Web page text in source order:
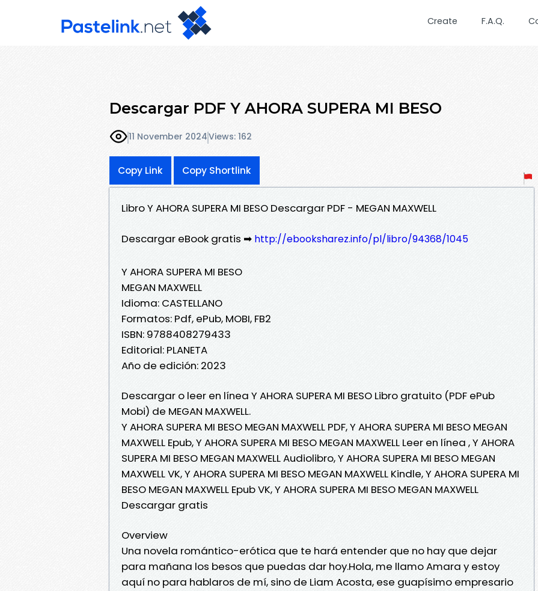
Create F.A.Q.
Descargar PDF Y AHORA SUPERA MI BESO
11 November 2024Views: 162
Copy Link Copy Shortlink
Libro Y AHORA SUPERA MI BESO Descargar PDF - MEGAN MAXWELL
Descargar eBook gratis ➡ http://ebooksharez.info/pl/libro/94368/1045
Y AHORA SUPERA MI BESO
MEGAN MAXWELL
Idioma: CASTELLANO
Formatos: Pdf, ePub, MOBI, FB2
ISBN: 9788408279433
Editorial: PLANETA
Año de edición: 2023
Descargar o leer en línea Y AHORA SUPERA MI BESO Libro gratuito (PDF ePub
Mobi) de MEGAN MAXWELL.
Y AHORA SUPERA MI BESO MEGAN MAXWELL PDF, Y AHORA SUPERA MI BESO MEGAN
MAXWELL Epub, Y AHORA SUPERA MI BESO MEGAN MAXWELL Leer en línea , Y AHORA
SUPERA MI BESO MEGAN MAXWELL Audiolibro, Y AHORA SUPERA MI BESO MEGAN
MAXWELL VK, Y AHORA SUPERA MI BESO MEGAN MAXWELL Kindle, Y AHORA SUPERA MI
BESO MEGAN MAXWELL Epub VK, Y AHORA SUPERA MI BESO MEGAN MAXWELL
Descargar gratis
Overview
Una novela romántico-erótica que te hará entender que no hay que dejar
para mañana los besos que puedas dar hoy.Hola, me llamo Amara y estoy
aquí no para hablaros de mí, sino de Liam Acosta, ese guapísimo empresario